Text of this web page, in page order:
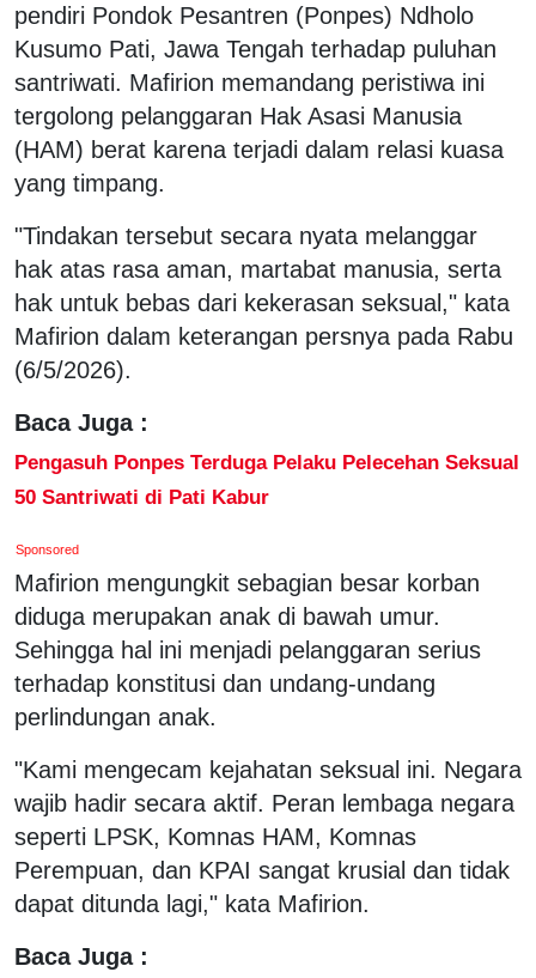
pendiri Pondok Pesantren (Ponpes) Ndholo
Kusumo Pati, Jawa Tengah terhadap puluhan
santriwati. Mafirion memandang peristiwa ini
tergolong pelanggaran Hak Asasi Manusia
(HAM) berat karena terjadi dalam relasi kuasa
yang timpang.
"Tindakan tersebut secara nyata melanggar
hak atas rasa aman, martabat manusia, serta
hak untuk bebas dari kekerasan seksual," kata
Mafirion dalam keterangan persnya pada Rabu
(6/5/2026).
Baca Juga :
Pengasuh Ponpes Terduga Pelaku Pelecehan Seksual
50 Santriwati di Pati Kabur
Sponsored
Mafirion mengungkit sebagian besar korban
diduga merupakan anak di bawah umur.
Sehingga hal ini menjadi pelanggaran serius
terhadap konstitusi dan undang-undang
perlindungan anak.
"Kami mengecam kejahatan seksual ini. Negara
wajib hadir secara aktif. Peran lembaga negara
seperti LPSK, Komnas HAM, Komnas
Perempuan, dan KPAI sangat krusial dan tidak
dapat ditunda lagi," kata Mafirion.
Baca Juga :